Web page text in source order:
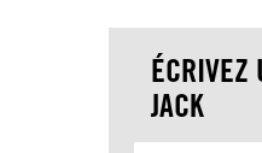
ÉCRIVEZ
JACK